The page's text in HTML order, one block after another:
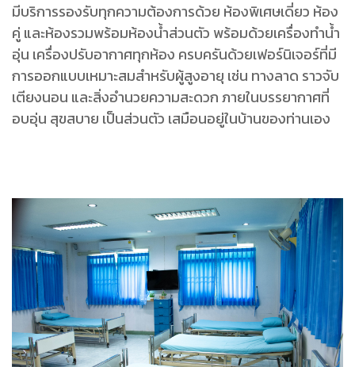
มีบริการรองรับทุกความต้องการด้วย ห้องพิเศษเดี่ยว ห้อง
คู่ และห้องรวมพร้อมห้องน้ำส่วนตัว พร้อมด้วยเครื่องทำน้ำ
อุ่น เครื่องปรับอากาศทุกห้อง ครบครันด้วยเฟอร์นิเจอร์ที่มี
การออกแบบเหมาะสมสำหรับผู้สูงอายุ เช่น ทางลาด ราวจับ
เตียงนอน และสิ่งอำนวยความสะดวก ภายในบรรยากาศที่
อบอุ่น สุขสบาย เป็นส่วนตัว เสมือนอยู่ในบ้านของท่านเอง